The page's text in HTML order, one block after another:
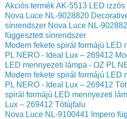
Akciós termék AK-5513 LED izzós
Nova Luce NL-9028820
sínrendszer Nova Luce NL-
függesztett sínrendszer
Modern fekete spirál formájú LED
PL NERO - Ideal Lux – 269412
LED mennyezeti lámpa - OZ PL
Modern fekete spirál formájú LED
PL NERO - Ideal Lux – 269412
spirál formájú LED mennyezeti
Lux – 269412 Tótújfalu
Nova Luce NL-9100441 Impero